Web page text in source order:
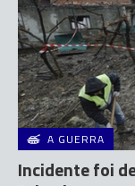
A GUERRA
Incidente foi